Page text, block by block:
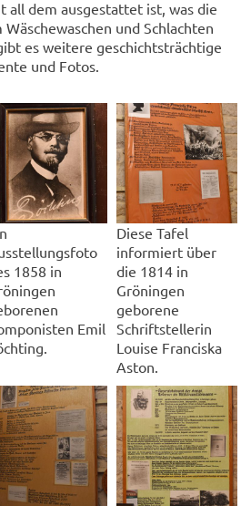
all dem ausgestattet ist, was die
und Schlachten
es weitere geschichtsträchtige
und Fotos.
1858 in
Emil
Diese Tafel
informiert über
die 1814 in
Gröningen
geborene
Schriftstellerin
Louise Franciska
Aston.